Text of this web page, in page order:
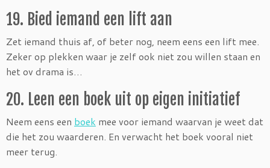
19. Bied iemand een lift aan
Zet iemand thuis af, of beter nog, neem eens een lift mee.
Zeker op plekken waar je zelf ook niet zou willen staan en
het ov drama is…
20. Leen een boek uit op eigen initiatief
Neem eens een boek mee voor iemand waarvan je weet dat
die het zou waarderen. En verwacht het boek vooral niet
meer terug.